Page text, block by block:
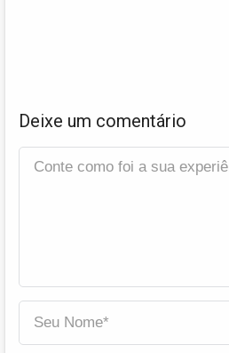
Deixe um comentário